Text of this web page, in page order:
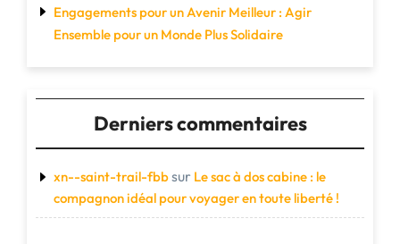
Engagements pour un Avenir Meilleur : Agir
Ensemble pour un Monde Plus Solidaire
Derniers commentaires
xn--saint-trail-fbbsur Le sac à dos cabine : le
compagnon idéal pour voyager en toute liberté !